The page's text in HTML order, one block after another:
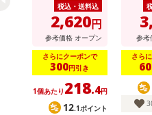
その他共通および商品カテゴ
こちらの情報は
税込・送料込
2,620円
参考価格 オープン
さらにクーポンで
300円引き
1個あたり 218.4円
12.1ポイント
参考
さら